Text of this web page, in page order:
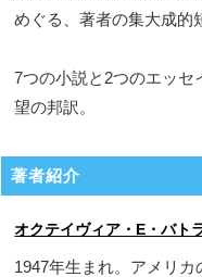
めぐる、著者の集大成的
7つの小説と2つのエッ
望の邦訳。
著者紹介
オクテイヴィア・E・バト
1947年生まれ。アメリ